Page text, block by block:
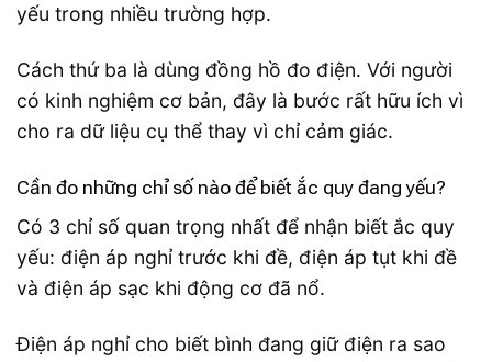
yếu trong nhiều trường hợp.
Cách thứ ba là dùng đồng hồ đo điện. Với người
có kinh nghiệm cơ bản, đây là bước rất hữu ích vì
cho ra dữ liệu cụ thể thay vì chỉ cảm giác.
Cần đo những chỉ số nào để biết ắc quy đang yếu?
Có 3 chỉ số quan trọng nhất để nhận biết ắc quy
yếu: điện áp nghỉ trước khi đề, điện áp tụt khi đề
và điện áp sạc khi động cơ đã nổ.
Điện áp nghỉ cho biết bình đang giữ điện ra sao